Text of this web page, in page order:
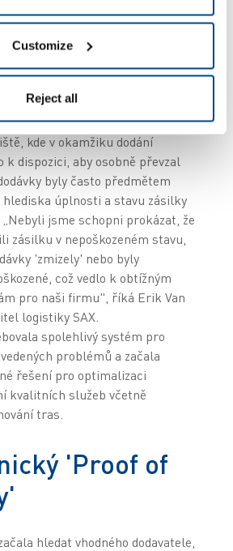
Customize
Reject all
převzetí ('Unattended
zvláštní formou dodání nejen v
a vzduchotechniky.
uloženy na dohodnutém místě
nebo jsou zásilky doručovány
kde v okamžiku dodání
k dispozici, aby osobně převzal
byly často předmětem
hlediska úplnosti a stavu zásilky
jsme schopni prokázat, že
zásilku v nepoškozeném stavu,
'zmizely' nebo byly
což vedlo k obtížným
pro naši firmu", říká Erik Van
logistiky SAX.
spolehlivý systém pro
problémů a začala
řešení pro optimalizaci
kvalitních služeb včetně
tras.
'Proof of
hledat vhodného dodavatele,